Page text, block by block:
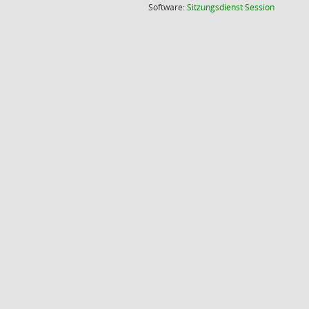
Software:SitzungsdienstSession(Wird in